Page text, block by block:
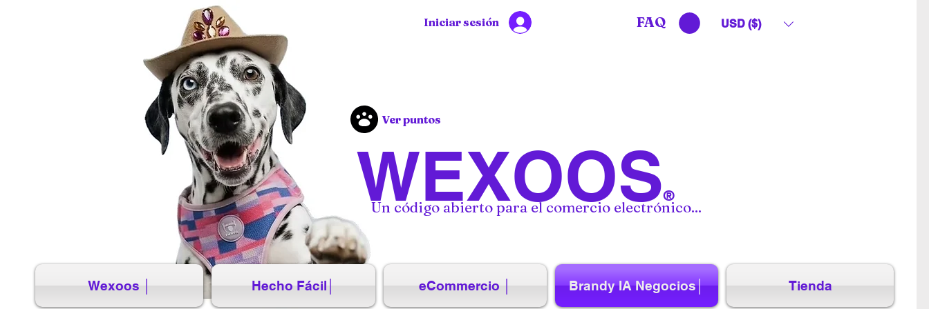
WEXOOS®
Un código abierto para el comercio electrónico...
Ver puntos
Iniciar sesión FAQ USD ($)
Wexoos │ Hecho Fácil│ eCommercio │ Brandy IA Negocios│ Tienda